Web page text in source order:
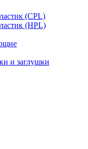
(CPL)
(HPL)
и заглушки